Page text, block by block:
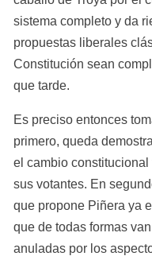
sistema completo y da
propuestas liberales
Constitución sean
que tarde.
Es preciso entonces
primero, queda
el cambio
sus votantes. En
que propone Piñera ya
que de todas formas
anuladas por los